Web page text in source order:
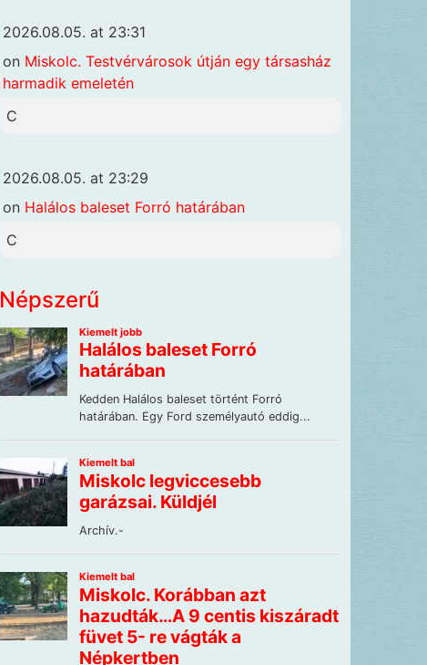
2026.08.05. at 23:31
on Miskolc. Testvérvárosok útján egy társasház
harmadik emeletén
C
2026.08.05. at 23:29
on Halálos baleset Forró határában
C
Népszerű